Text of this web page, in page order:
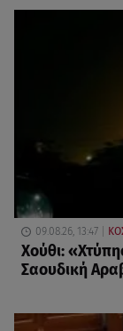
09.08.26, 13:47
Χούθι:
Σαουδική